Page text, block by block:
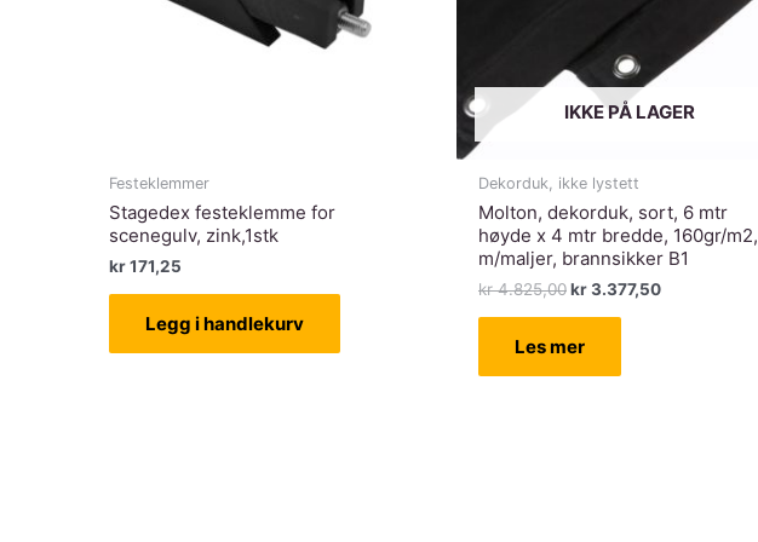
Festeklemmer
Stagedex festeklemme for
scenegulv, zink,1stk
kr171,25
Legg i handlekurv
IKKE PÅ LAGER
Dekorduk, ikke lystett
Molton, dekorduk, sort, 6 mtr
høyde x 4 mtr bredde, 160gr/m2,
m/maljer, brannsikker B1
kr4.825,00Opprinnelig
kr 4.825,00.
kr3.377,50Nåværende
Les mer